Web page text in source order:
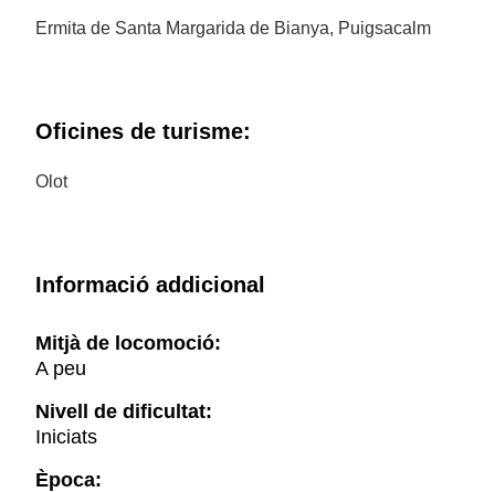
de turisme. També es pot continuar recte pel carrer del
Ermita de Santa Margarida de Bianya, Puigsacalm
Oficines de turisme:
Olot
Informació addicional
Mitjà de locomoció:
A peu
Nivell de dificultat:
Iniciats
Època: